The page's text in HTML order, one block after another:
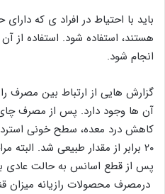
باید با احتیاط در افراد ی که
هستند، استفاده شود. استفاده از آن
انجام شود.
گزارش هایی از ارتباط بین مصرف
۲۰ برابر از مقدار طبیعی شد.
پس از قطع اسانس به حالت عادی
درمصرف محصولات رازیانه میزان